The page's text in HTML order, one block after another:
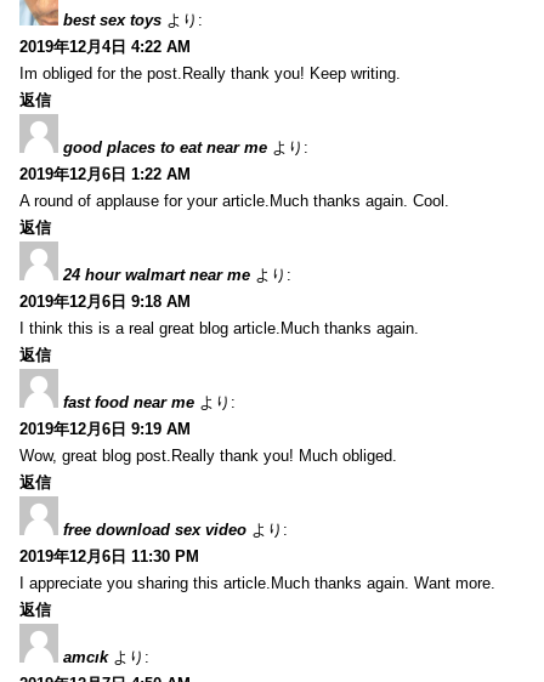
best sex toys より:
2019年12月4日 4:22 AM
Im obliged for the post.Really thank you! Keep writing.
返信
good places to eat near me より:
2019年12月6日 1:22 AM
A round of applause for your article.Much thanks again. Cool.
返信
24 hour walmart near me より:
2019年12月6日 9:18 AM
I think this is a real great blog article.Much thanks again.
返信
fast food near me より:
2019年12月6日 9:19 AM
Wow, great blog post.Really thank you! Much obliged.
返信
free download sex video より:
2019年12月6日 11:30 PM
I appreciate you sharing this article.Much thanks again. Want more.
返信
amcık より: